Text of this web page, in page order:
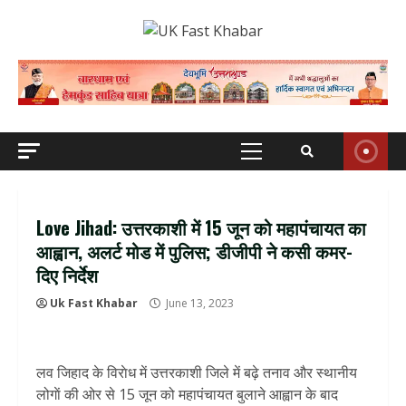
Primary
Love Jihad: उत्तरकाशी में 15 जून को महापंचायत का
आह्वान, अलर्ट मोड में पुलिस; डीजीपी ने कसी कमर-
दिए निर्देश
Uk Fast Khabar June 13, 2023
लव जिहाद के विराेध में उत्तरकाशी जिले में बढ़े तनाव और स्थानीय
लोगाें की ओर से 15 जून को महापंचायत बुलाने आह्वान के बाद